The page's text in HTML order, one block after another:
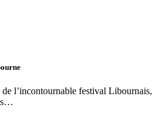
de l’incontournable festival Libournais,